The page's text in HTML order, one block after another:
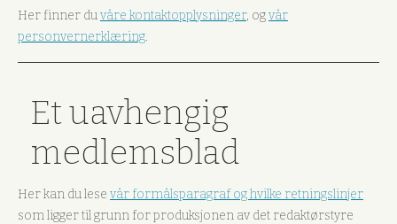
Her finner duvåre kontaktopplysninger, ogvår
personvernerklæring.
Et uavhengig
medlemsblad
Her kan du lese vår formålsparagraf og hvilke retningslinjer
som ligger til grunn for produksjonen av det redaktørstyre